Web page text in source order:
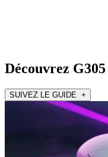
Découvrez
SUIVEZ LE GUIDE +